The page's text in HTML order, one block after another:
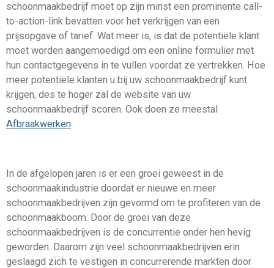
schoonmaakbedrijf moet op zijn minst een prominente call-
to-action-link bevatten voor het verkrijgen van een
prijsopgave of tarief. Wat meer is, is dat de potentiële klant
moet worden aangemoedigd om een online formulier met
hun contactgegevens in te vullen voordat ze vertrekken. Hoe
meer potentiële klanten u bij uw schoonmaakbedrijf kunt
krijgen, des te hoger zal de website van uw
schoonmaakbedrijf scoren. Ook doen ze meestal
Afbraakwerken
In de afgelopen jaren is er een groei geweest in de
schoonmaakindustrie doordat er nieuwe en meer
schoonmaakbedrijven zijn gevormd om te profiteren van de
schoonmaakboom. Door de groei van deze
schoonmaakbedrijven is de concurrentie onder hen hevig
geworden. Daarom zijn veel schoonmaakbedrijven erin
geslaagd zich te vestigen in concurrerende markten door